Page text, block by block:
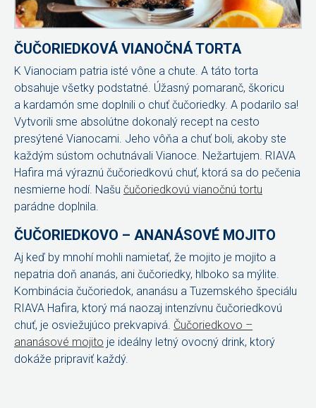
ČUČORIEDKOVÁ VIANOČNÁ TORTA
K Vianociam patria isté vône a chute. A táto torta
obsahuje všetky podstatné. Úžasný pomaranč, škoricu
a kardamón sme doplnili o chuť čučoriedky. A podarilo sa!
Vytvorili sme absolútne dokonalý recept na cesto
presýtené Vianocami. Jeho vôňa a chuť boli, akoby ste
každým sústom ochutnávali Vianoce. Nežartujem. RIAVA
Hafira má výraznú čučoriedkovú chuť, ktorá sa do pečenia
nesmierne hodí. Našu čučoriedkovú vianočnú tortu
parádne doplnila.
ČUČORIEDKOVO – ANANÁSOVÉ MOJITO
Aj keď by mnohí mohli namietať, že mojito je mojito a
nepatria doň ananás, ani čučoriedky, hlboko sa mýlite.
Kombinácia čučoriedok, ananásu a Tuzemského špeciálu
RIAVA Hafira, ktorý má naozaj intenzívnu čučoriedkovú
chuť, je osviežujúco prekvapivá. Čučoriedkovo –
ananásové mojito je ideálny letný ovocný drink, ktorý
dokáže pripraviť každý.